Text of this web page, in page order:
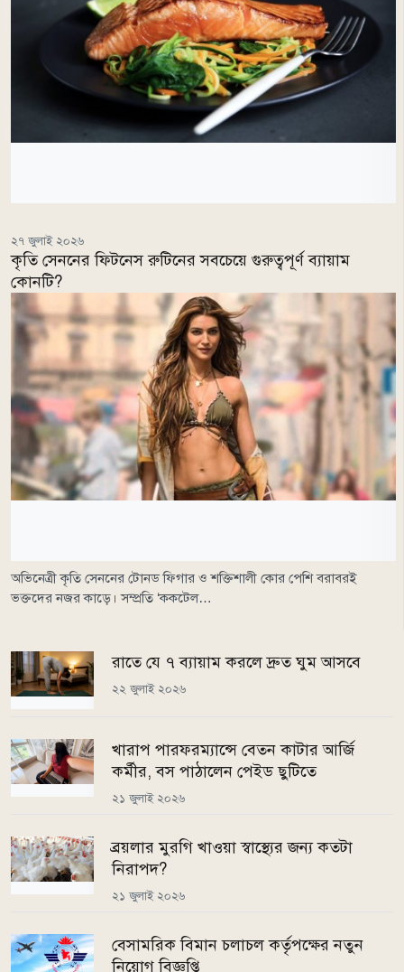
২৭ জুলাই ২০২৬
কৃতি সেননের ফিটনেস রুটিনের সবচেয়ে গুরুত্বপূর্ণ ব্যায়াম
কোনটি?
অভিনেত্রী কৃতি সেননের টোনড ফিগার ও শক্তিশালী কোর পেশি বরাবরই
ভক্তদের নজর কাড়ে। সম্প্রতি ‘ককটেল…
রাতে যে ৭ ব্যায়াম করলে দ্রুত ঘুম আসবে
২২ জুলাই ২০২৬
খারাপ পারফরম্যান্সে বেতন কাটার আর্জি
কর্মীর, বস পাঠালেন পেইড ছুটিতে
২১ জুলাই ২০২৬
ব্রয়লার মুরগি খাওয়া স্বাস্থ্যের জন্য কতটা
নিরাপদ?
২১ জুলাই ২০২৬
বেসামরিক বিমান চলাচল কর্তৃপক্ষের নতুন
নিয়োগ বিজ্ঞপ্তি